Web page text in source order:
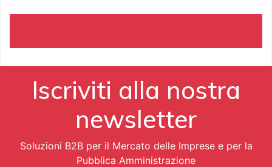
Iscriviti alla nostra
newsletter
Soluzioni B2B per il Mercato delle Imprese e per la
Pubblica Amministrazione